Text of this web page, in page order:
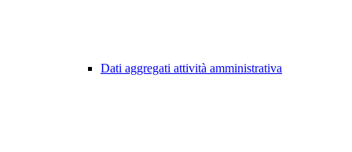
Dati aggregati attività amministrativa